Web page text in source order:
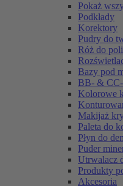
Pokaż
Podkłady
Korektory
Pudry do
Róż do
Bazy pod
BB- & CC-
Kolorowe
Makijaż
Paleta do
Płyn do
Puder
Utrwalacz
Produkty
Akcesoria